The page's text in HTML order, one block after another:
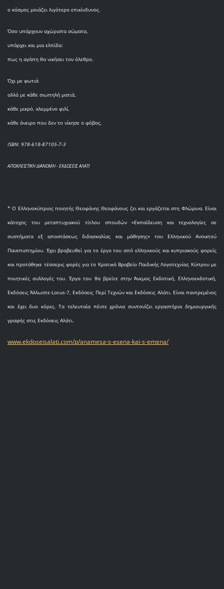
ο κόσμος μοιάζει λιγότερο επικίνδυνος.
Όσο υπάρχουν αχώριστα σώματα,
υπάρχει και μια ελπίδα:
πως η αγάπη θα νικήσει τον όλεθρο.
Όχι με φωτιά
αλλά με κάθε σιωπηλή ματιά,
κάθε μικρό, κλεμμένο φιλί,
κάθε όνειρο που δεν το νίκησε ο φόβος.
ISBN: 978-618-87105-7-3
ΑΠΟΚΛΕΙΣΤΙΚΗ ΔΙΑΝΟΜΗ - ΕΚΔΟΣΕΙΣ ΑΛΑΤΙ
* O Eλληνοκύπριος ποιητής Θεοφάνης Θεοφάνους ζει και εργάζεται στη Φλώρινα. Είναι
κάτοχος του μεταπτυχιακού τίτλου σπουδών «Εκπαίδευση και τεχνολογίες σε
συστήματα εξ αποστάσεως διδασκαλίας και μάθησης» του Ελληνικού Ανοικτού
Πανεπιστημίου. Έχει βραβευθεί για το έργο του από ελληνικούς και κυπριακούς φορείς
και προτάθηκε τέσσερις φορές για το Κρατικό Βραβείο Παιδικής Λογοτεχνίας Κύπρου με
ποιητικές συλλογές του. Έργα του θα βρείτε στην Άνεμος Εκδοτική, Ελληνοεκδοτική,
Εκδόσεις Άλλωστε-Locus-7, Εκδόσεις Περί Τεχνών και Εκδόσεις Αλάτι. Είναι παντρεμένος
και έχει δυο κόρες. Τα τελευταία πέντε χρόνια συντονίζει εργαστήρια δημιουργικής
γραφής στις Εκδόσεις Αλάτι.
www.ekdoseisalati.com/p/anamesa-s-esena-kai-s-emena/